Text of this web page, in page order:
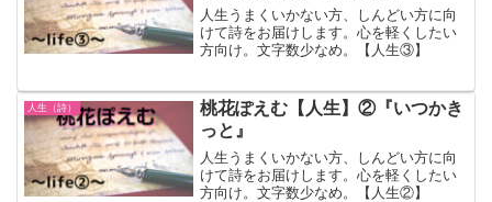
人生うまくいかない方、しんどい方に向
けて詩をお届けします。心を軽くしたい
方向け。文字数少なめ。【人生③】
人生（詩）
桃花ぽえむ【人生】②『いつかき
っと』
人生うまくいかない方、しんどい方に向
けて詩をお届けします。心を軽くしたい
方向け。文字数少なめ。【人生②】